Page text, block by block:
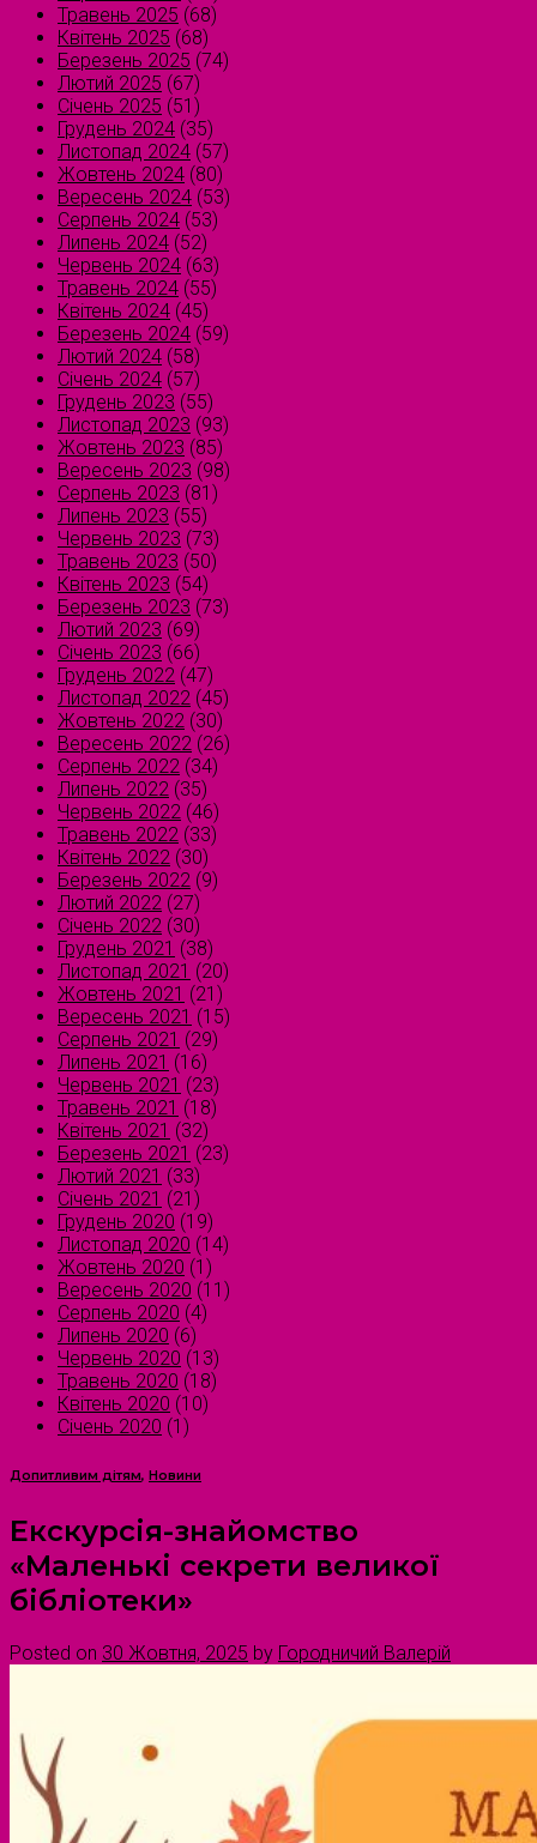
Травень 2025 (68)
Квітень 2025 (68)
Березень 2025 (74)
Лютий 2025 (67)
Січень 2025 (51)
Грудень 2024 (35)
Листопад 2024 (57)
Жовтень 2024 (80)
Вересень 2024 (53)
Серпень 2024 (53)
Липень 2024 (52)
Червень 2024 (63)
Травень 2024 (55)
Квітень 2024 (45)
Березень 2024 (59)
Лютий 2024 (58)
Січень 2024 (57)
Грудень 2023 (55)
Листопад 2023 (93)
Жовтень 2023 (85)
Вересень 2023 (98)
Серпень 2023 (81)
Липень 2023 (55)
Червень 2023 (73)
Травень 2023 (50)
Квітень 2023 (54)
Березень 2023 (73)
Лютий 2023 (69)
Січень 2023 (66)
Грудень 2022 (47)
Листопад 2022 (45)
Жовтень 2022 (30)
Вересень 2022 (26)
Серпень 2022 (34)
Липень 2022 (35)
Червень 2022 (46)
Травень 2022 (33)
Квітень 2022 (30)
Березень 2022 (9)
Лютий 2022 (27)
Січень 2022 (30)
Грудень 2021 (38)
Листопад 2021 (20)
Жовтень 2021 (21)
Вересень 2021 (15)
Серпень 2021 (29)
Липень 2021 (16)
Червень 2021 (23)
Травень 2021 (18)
Квітень 2021 (32)
Березень 2021 (23)
Лютий 2021 (33)
Січень 2021 (21)
Грудень 2020 (19)
Листопад 2020 (14)
Жовтень 2020 (1)
Вересень 2020 (11)
Серпень 2020 (4)
Липень 2020 (6)
Червень 2020 (13)
Травень 2020 (18)
Квітень 2020 (10)
Січень 2020 (1)
Допитливим дітям, Новини
Екскурсія-знайомство
«Маленькі секрети великої
бібліотеки»
Posted on 30 Жовтня, 2025 by Городничий Валерій